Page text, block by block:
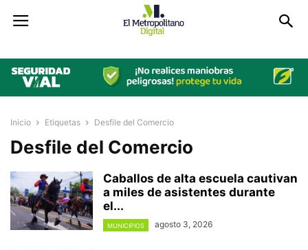
Inicio Etiquetas Desfile del Comercio
Desfile del Comercio
Caballos de alta escuela cautivan
a miles de asistentes durante
el...
MUNICIPIOS agosto 3, 2026